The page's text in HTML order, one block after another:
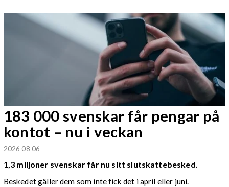
183 000 svenskar får pengar på
kontot – nu i veckan
2026 08 06
1,3 miljoner svenskar får nu sitt slutskattebesked.
Beskedet gäller dem som inte fick det i april eller juni.